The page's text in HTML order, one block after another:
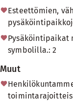
Esteettömien,
symbolilla.: 2
Muut